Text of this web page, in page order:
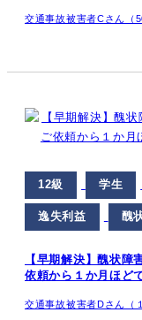
交通事故被害者Cさん（
12級 学生
逸失利益 醜
【早期解決】醜状
依頼から１か月ほど
交通事故被害者Dさん（